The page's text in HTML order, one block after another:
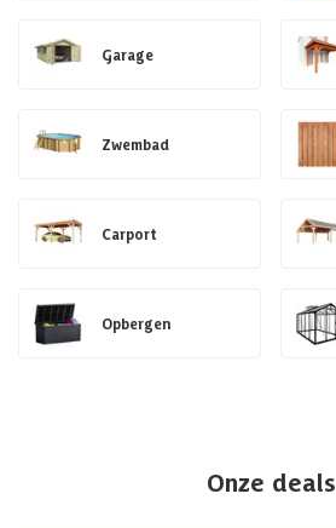
Garage
Zwembad
Carport
Opbergen
Onze deals